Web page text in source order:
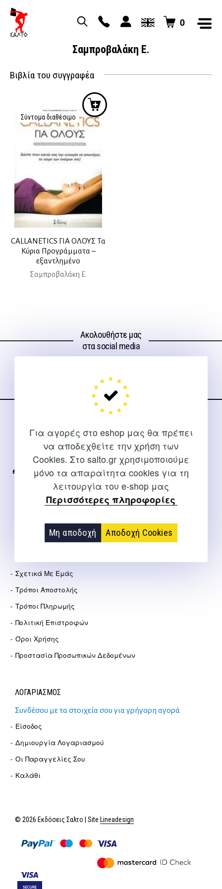
Για αγορές στο eshop μας θα πρέπει
να αποδεχθείτε την χρήση των
Cookies. Στο salto.gr χρησιμοποιούμε
μόνο τα απαραίτητα cookies για τη
λειτουργία του e-shop μας
Περισσότερες πληροφορίες
Μη αποδοχή Αποδοχή Cookies
0
Σαμπροβαλάκη Ε.
Βιβλία του συγγραφέα
Σύντομα διαθέσιμο
CALLANETICS ΓΙΑ ΟΛΟΥΣ Τα
Κύρια Προγράμματα –
εξαντλημένο
Σαμπροβαλάκη Ε.
Ακολουθήστε μας
στα social media
Για διευκρινίσεις και υποστήριξη παραγγελιών μέσω του
Internet
2310 267108
info@salto.gr
Σχετικά Με Εμάς
Τρόποι Αποστολής
Τρόποι Πληρωμής
Πολιτική Επιστροφών
Όροι Χρήσης
Προστασία Προσωπικών Δεδομένων
ΛΟΓΑΡΙΑΣΜΟΣ
Συνδέσου με τα στοιχεία σου για γρήγορη αγορά
Είσοδος
Δημιουργία Λογαριασμού
Οι Παραγγελίες Σου
Καλάθι
© 2026 Εκδόσεις Σαλτο | Site Lineadesign